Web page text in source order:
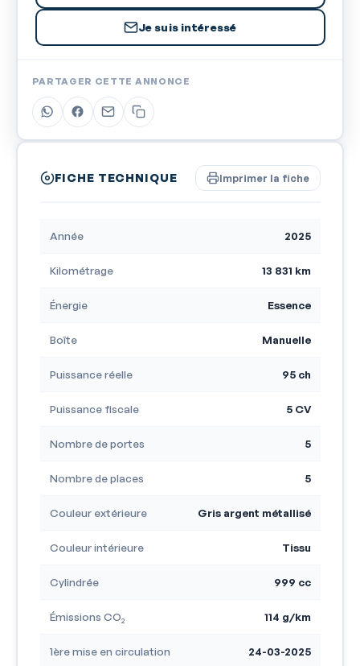
FICHE TECHNIQUE Imprimer la fiche
Année 2025
Kilométrage 13 831 km
Énergie Essence
Boîte Manuelle
Puissance réelle 95 ch
Puissance fiscale 5 CV
Nombre de portes 5
Nombre de places 5
Couleur extérieure Gris argent métallisé
Couleur intérieure Tissu
Cylindrée 999 cc
Émissions CO₂ 114 g/km
1ère mise en circulation 24-03-2025
Je suis intéressé
PARTAGER CETTE ANNONCE